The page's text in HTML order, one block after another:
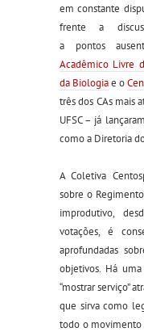
em constante
frente a
a pontos
Acadêmico Livre
da Biologiaeo
três dos CAs mais
UFSC – já
comoa Diretoria
A Coletiva
sobre o
improdutivo, de
votações, é
aprofundadas
objetivos. Há
“mostrar serviço”
que sirva como
todo o movimento